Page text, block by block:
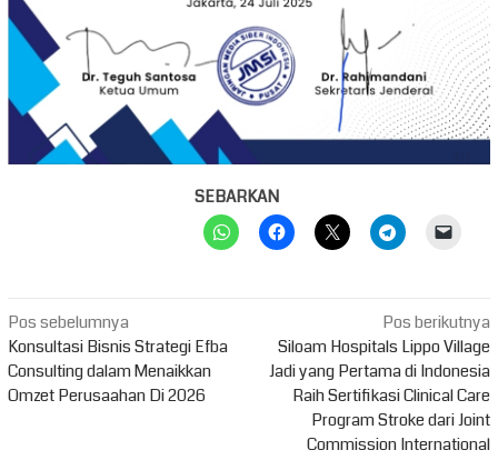
SEBARKAN
Navigasi
pos
Pos sebelumnya
Konsultasi Bisnis Strategi Efba
Consulting dalam Menaikkan
Omzet Perusaahan Di 2026
Pos berikutnya
Siloam Hospitals Lippo Village
Jadi yang Pertama di Indonesia
Raih Sertifikasi Clinical Care
Program Stroke dari Joint
Commission International